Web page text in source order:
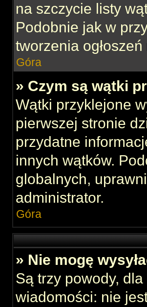
na szczycie listy
Podobnie jak w
tworzenia
Góra
» Czym są wątki
Wątki przyklejone
pierwszej stronie
przydatne
innych wątków.
globalnych,
administrator.
Góra
» Nie mogę
Są trzy powody,
wiadomości: nie